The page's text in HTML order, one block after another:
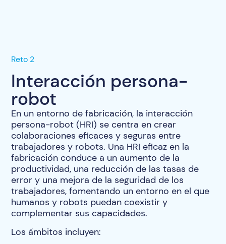
Reto 2
Interacción persona-
robot
En un entorno de fabricación, la interacción
persona-robot (HRI) se centra en crear
colaboraciones eficaces y seguras entre
trabajadores y robots. Una HRI eficaz en la
fabricación conduce a un aumento de la
productividad, una reducción de las tasas de
error y una mejora de la seguridad de los
trabajadores, fomentando un entorno en el que
humanos y robots puedan coexistir y
complementar sus capacidades.
Los ámbitos incluyen: